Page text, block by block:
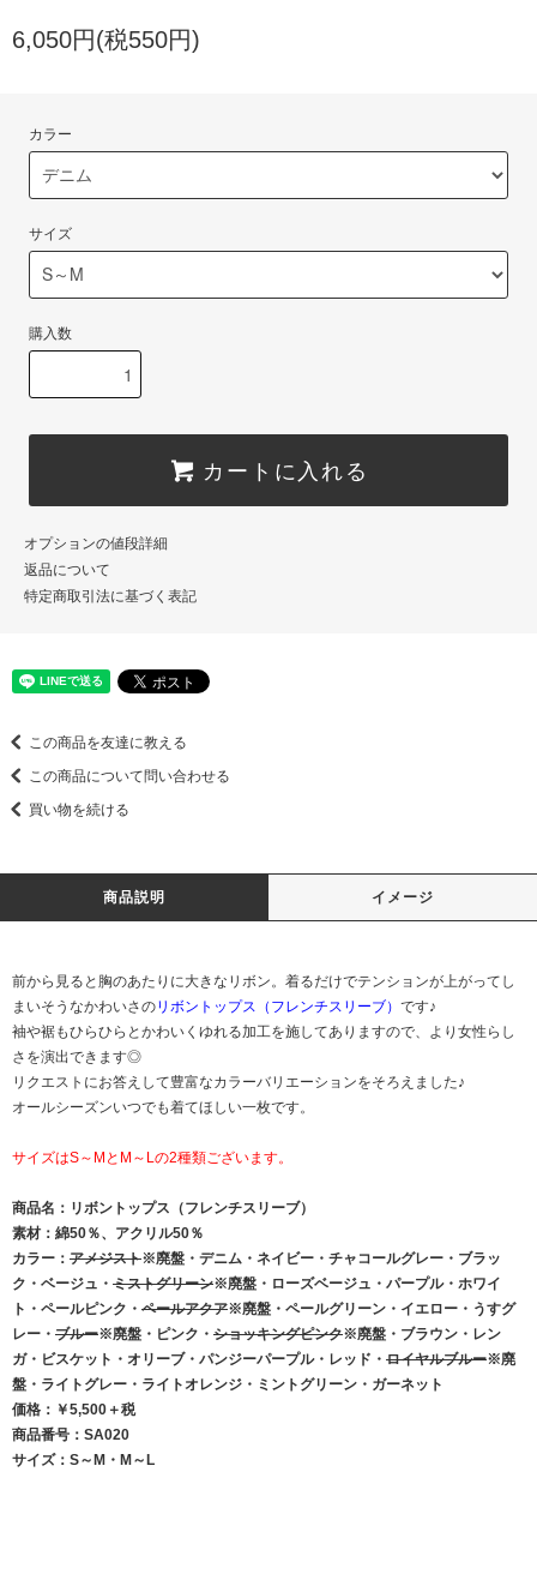
6,050円(税550円)
カラー
サイズ
購入数
カートに入れる
オプションの値段詳細
返品について
特定商取引法に基づく表記
この商品を友達に教える
この商品について問い合わせる
買い物を続ける
商品説明 イメージ
前から見ると胸のあたりに大きなリボン。着るだけでテンションが上がってし
まいそうなかわいさのリボントップス（フレンチスリーブ） です♪
袖や裾もひらひらとかわいくゆれる加工を施してありますので、より女性らし
さを演出できます◎
リクエストにお答えして豊富なカラーバリエーションをそろえました♪
オールシーズンいつでも着てほしい一枚です。
サイズはS～MとM～Lの2種類ございます。
商品名：リボントップス（フレンチスリーブ）
素材：綿50％、アクリル50％
カラー： アメジスト※廃盤・デニム・ネイビー・チャコールグレー・ブラッ
ク・ベージュ・ ミストグリーン※廃盤・ローズベージュ・パープル・ホワイ
ト・ペールピンク・ ペールアクア※廃盤・ペールグリーン・イエロー・うすグ
レー・ ブルー※廃盤・ピンク・ ショッキングピンク※廃盤・ブラウン・レン
ガ・ビスケット・オリーブ・パンジーパープル・レッド・ ロイヤルブルー※廃
盤・ライトグレー・ライトオレンジ・ミントグリーン・ガーネット
価格：￥5,500＋税
商品番号：SA020
サイズ：S～M・M～L